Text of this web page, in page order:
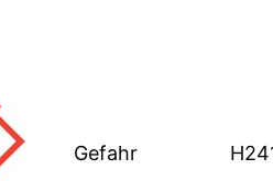
Gefahr